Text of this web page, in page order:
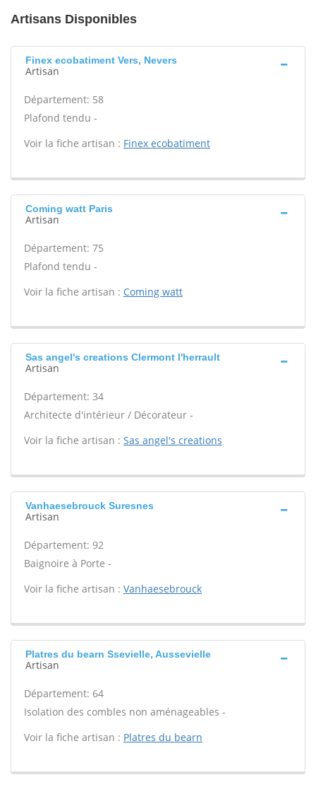
Artisans Disponibles
Finex ecobatiment Vers, Nevers
Artisan
Département: 58
Plafond tendu -
Voir la fiche artisan : Finex ecobatiment
Coming watt Paris
Artisan
Département: 75
Plafond tendu -
Voir la fiche artisan : Coming watt
Sas angel's creations Clermont l'herrault
Artisan
Département: 34
Architecte d'intérieur / Décorateur -
Voir la fiche artisan : Sas angel's creations
Vanhaesebrouck Suresnes
Artisan
Département: 92
Baignoire à Porte -
Voir la fiche artisan : Vanhaesebrouck
Platres du bearn Ssevielle, Aussevielle
Artisan
Département: 64
Isolation des combles non aménageables -
Voir la fiche artisan : Platres du bearn